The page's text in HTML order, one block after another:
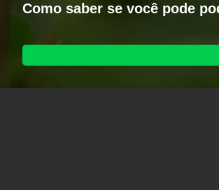
Como saber se você pode